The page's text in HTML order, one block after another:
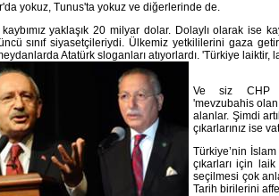
yokuz, Tunus'ta yokuz ve diğerlerinde de.
yaklaşık 20 milyar dolar. Dolaylı olarak ise
sınıf siyasetçileriydi. Ülkemiz yetkililerini gaza
Atatürk sloganları atıyorlardı. 'Türkiye
Ve siz CHP
'mevzubahis
alanlar. Şimdi
çıkarlarınız ise
Türkiye’nin
çıkarları için
seçilmesi çok
Tarih birilerini